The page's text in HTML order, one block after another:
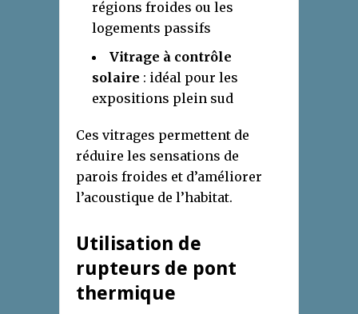
régions froides ou les
logements passifs
Vitrage à contrôle
solaire : idéal pour les
expositions plein sud
Ces vitrages permettent de
réduire les sensations de
parois froides et d’améliorer
l’acoustique de l’habitat.
Utilisation de
rupteurs de pont
thermique